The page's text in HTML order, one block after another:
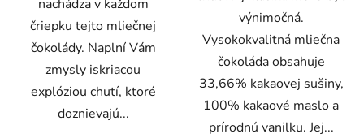
nachádza v každom
čriepku tejto mliečnej
čokolády. Naplní Vám
zmysly iskriacou
explóziou chutí, ktoré
doznievajú...
výnimočná.
Vysokokvalitná mliečna
čokoláda obsahuje
33,66% kakaovej sušiny,
100% kakaové maslo a
prírodnú vanilku. Jej...